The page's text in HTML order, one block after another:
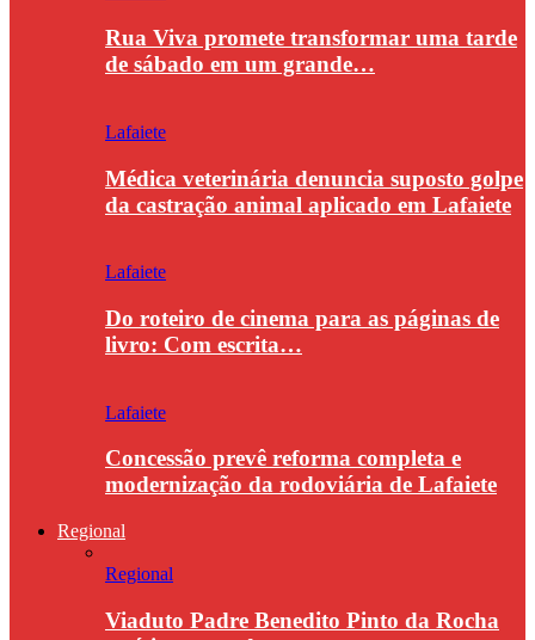
Rua Viva promete transformar uma tarde
de sábado em um grande…
Lafaiete
Médica veterinária denuncia suposto golpe
da castração animal aplicado em Lafaiete
Lafaiete
Do roteiro de cinema para as páginas de
livro: Com escrita…
Lafaiete
Concessão prevê reforma completa e
modernização da rodoviária de Lafaiete
Regional
Regional
Viaduto Padre Benedito Pinto da Rocha